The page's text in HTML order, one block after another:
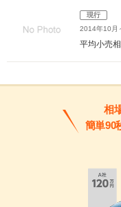
現行
2014年10月
平均小売
相
簡単90